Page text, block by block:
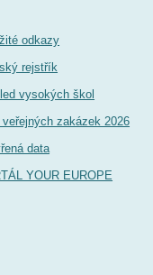
odkazy
rejstřík
vysokých škol
veřejných zakázek 2026
data
YOUR EUROPE